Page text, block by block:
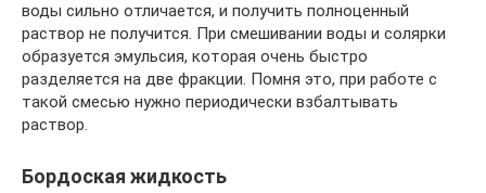
воды сильно отличается, и получить полноценный
раствор не получится. При смешивании воды и солярки
образуется эмульсия, которая очень быстро
разделяется на две фракции. Помня это, при работе с
такой смесью нужно периодически взбалтывать
раствор.
Бордоская жидкость